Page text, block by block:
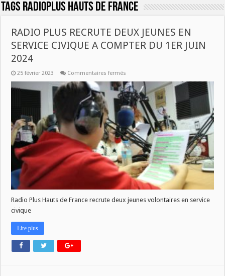
Tags radioplus hauts de france
RADIO PLUS RECRUTE DEUX JEUNES EN
SERVICE CIVIQUE A COMPTER DU 1ER JUIN
2024
25 février 2023 Commentaires fermés
PLUS
RECRUTE
DEUX
JEUNES
EN
SERVICE
CIVIQUE
A
COMPTER
DU
1ER
JUIN
2024
Radio Plus Hauts de France recrute deux jeunes volontaires en service
civique
Lire plus